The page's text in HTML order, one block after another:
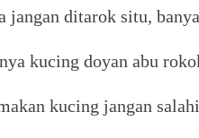
jangan ditarok situ,
kucing doyan abu
kucing jangan